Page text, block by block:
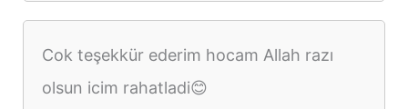
Cok teşekkür ederim hocam Allah razı
olsun icim rahatladi😊